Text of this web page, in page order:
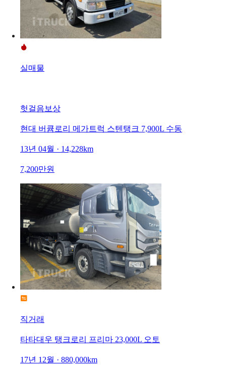
실매물
헛걸음보상
현대 버큠로리 메가트럭 스텐탱크 7,900L 수동
13년 04월 · 14,228km
7,200만원
직거래
타타대우 탱크로리 프리마 23,000L 오토
17년 12월 · 880,000km